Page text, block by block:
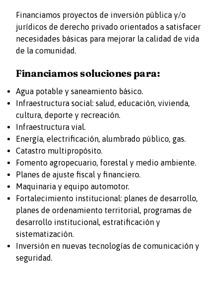
Financiamos proyectos de inversión pública y/o
jurídicos de derecho privado orientados a satisfacer
necesidades básicas para mejorar la calidad de vida
de la comunidad.
Financiamos soluciones para:
Agua potable y saneamiento básico.
Infraestructura social: salud, educación, vivienda,
cultura, deporte y recreación.
Infraestructura vial.
Energía, electrificación, alumbrado público, gas.
Catastro multipropósito.
Fomento agropecuario, forestal y medio ambiente.
Planes de ajuste fiscal y financiero.
Maquinaria y equipo automotor.
Fortalecimiento institucional: planes de desarrollo,
planes de ordenamiento territorial, programas de
desarrollo institucional, estratificación y
sistematización.
Inversión en nuevas tecnologías de comunicación y
seguridad.